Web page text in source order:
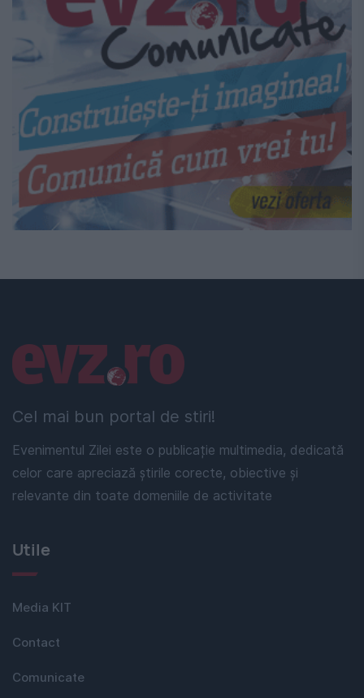
Cel mai bun portal de stiri!
Evenimentul Zilei este o publicație multimedia, dedicată
celor care apreciază știrile corecte, obiective și
relevante din toate domeniile de activitate
Linkuri utile
Utile
Media KIT
Contact
Comunicate